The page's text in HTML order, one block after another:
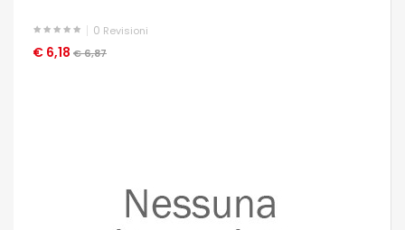
0 Revisioni
€ 6,18 € 6,87
OCCHIATA VELOCE